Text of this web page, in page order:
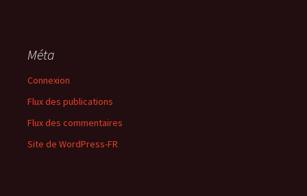
Méta
Connexion
Flux des publications
Flux des commentaires
Site de WordPress-FR